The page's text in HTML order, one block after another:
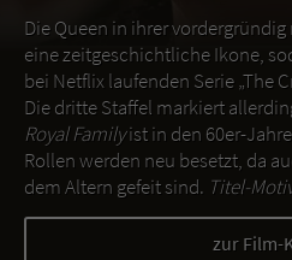
Die Queen in ihrer
eine zeitgeschichtliche Ikone,
bei Netflix laufenden Serie „The
Die dritte Staffel markiert
Royal Familyist in den 60er-
Rollen werden neu besetzt, da
dem Altern gefeit sind. Titel-
zur Film-